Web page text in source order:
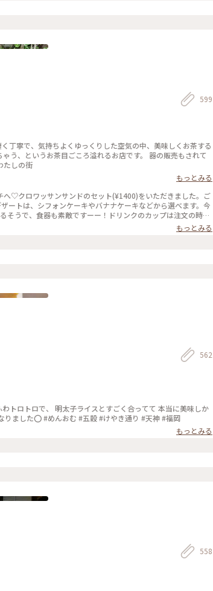
599
丁寧で、気持ちよくゆっくりした空気の中、美味しくお茶する
う、というお茶目ごころ溢れるお店です。 器の販売もされて
たしの街
もっとみる
ートは、シフォンケーキやバナナケーキなどから選べます。今
うで、食器も素敵ですーー！ドリンクのカップは注文の時に
家用にも購入してしまいました(*´艸｀*) お店も落ち着いた雰
た#くま
もっとみる
562
トロトロで、 明太子ライスとすごく合ってて 本当に美味しか
った🐹💓 ボリュームが結構あって お腹いっぱいになりました⭕️ #めんおむ #五穀 #けやき通り #天神 #福岡
もっとみる
558